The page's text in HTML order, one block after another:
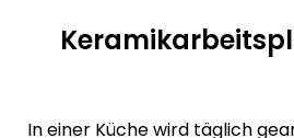
In einer Küche wird täglich